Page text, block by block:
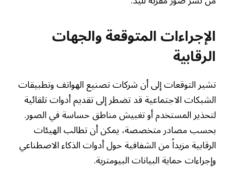
الإجراءات المتوقعة والجهات
الرقابية
تشير التوقعات إلى أن شركات تصنيع الهواتف وتطبيقات
الشبكات الاجتماعية قد تضطر إلى تقديم أدوات تلقائية
لتحذير المستخدم أو تغبيش مناطق حساسة في الصور.
بحسب مصادر متخصصة، يمكن أن تطالب الهيئات
الرقابية مزيداً من الشفافية حول أدوات الذكاء الاصطناعي
وإجراءات حماية البيانات البيومترية.